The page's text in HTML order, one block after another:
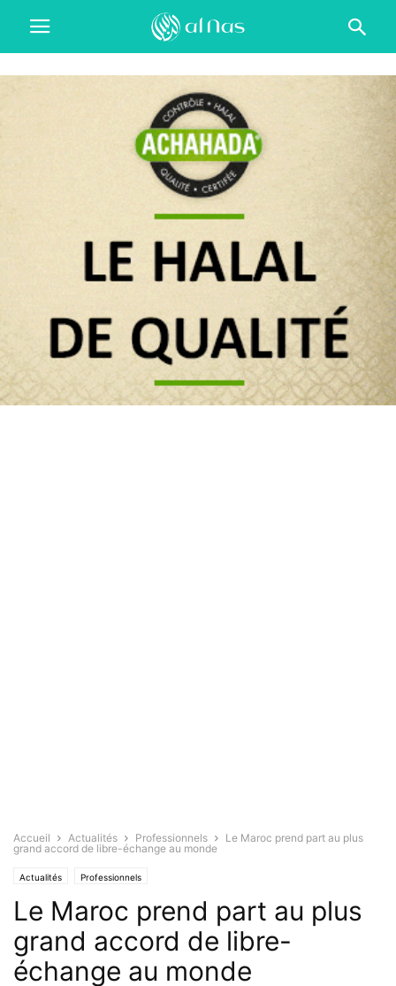
Accueil Actualités Professionnels
Le Maroc prend part au plus
grand accord de libre-échange au monde
Actualités Professionnels
Le Maroc prend part au plus
grand accord de libre-
échange au monde